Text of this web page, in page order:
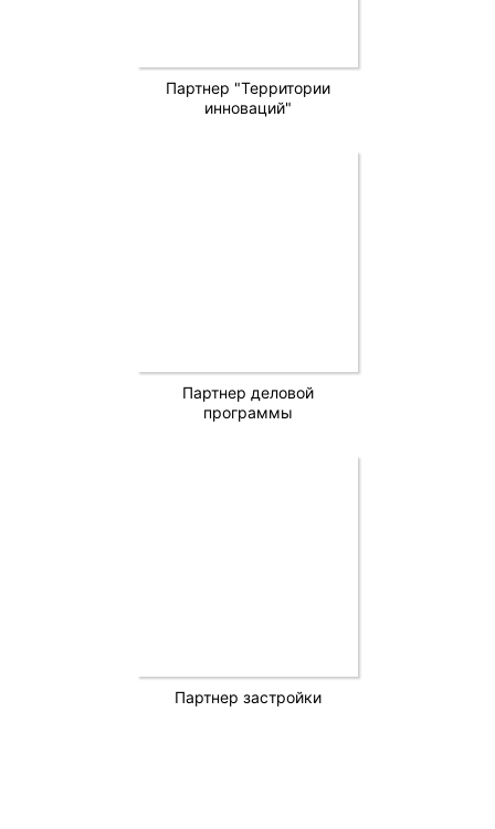
Партнер "Территории
инноваций"
Партнер деловой
программы
Партнер застройки